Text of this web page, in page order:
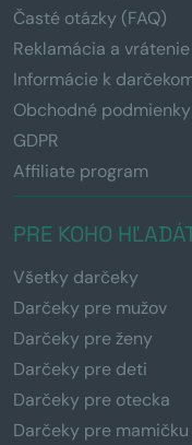
Časté otázky (FAQ)
Reklamácia a
Informácie k
Obchodné podmienky
GDPR
Affiliate program
PRE KOHO
Všetky darčeky
Darčeky pre mužov
Darčeky pre ženy
Darčeky pre deti
Darčeky pre otecka
Darčeky pre mamičku